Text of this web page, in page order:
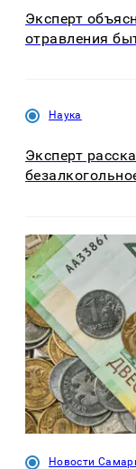
Эксперт
отравления
Наука
Эксперт
Новости